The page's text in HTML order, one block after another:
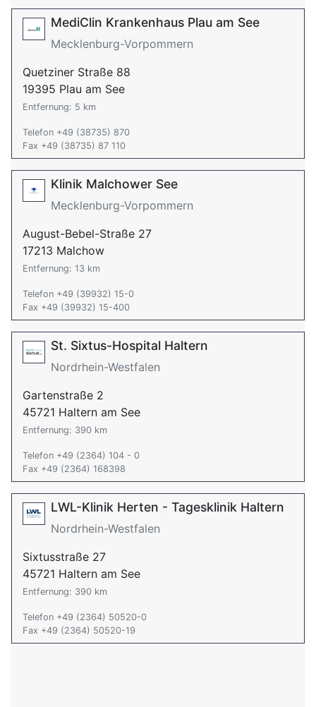
MediClin Krankenhaus Plau am See
Mecklenburg-Vorpommern
Quetziner Straße 88
19395 Plau am See
Entfernung: 5 km
Telefon +49 (38735) 870
Fax +49 (38735) 87 110
Klinik Malchower See
Mecklenburg-Vorpommern
August-Bebel-Straße 27
17213 Malchow
Entfernung: 13 km
Telefon +49 (39932) 15-0
Fax +49 (39932) 15-400
St. Sixtus-Hospital Haltern
Nordrhein-Westfalen
Gartenstraße 2
45721 Haltern am See
Entfernung: 390 km
Telefon +49 (2364) 104 - 0
Fax +49 (2364) 168398
LWL-Klinik Herten - Tagesklinik Haltern
Nordrhein-Westfalen
Sixtusstraße 27
45721 Haltern am See
Entfernung: 390 km
Telefon +49 (2364) 50520-0
Fax +49 (2364) 50520-19